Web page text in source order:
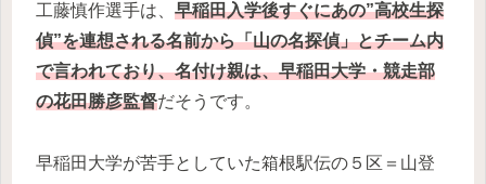
工藤慎作選手は、 早稲田入学後すぐにあの”高校生探
偵”を連想される名前から「山の名探偵」とチーム内
で言われており、名付け親は、早稲田大学・競走部
の花田勝彦監督だそうです。
早稲田大学が苦手としていた箱根駅伝の５区＝山登